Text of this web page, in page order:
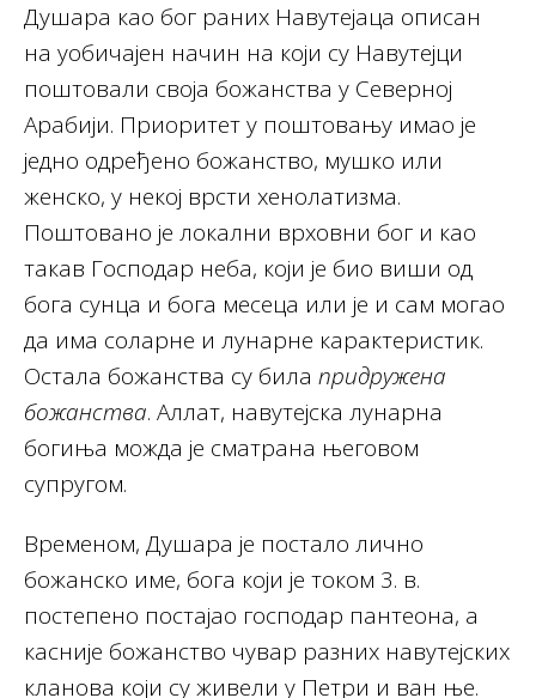
Душара као бог раних Навутејаца описан
на уобичајен начин на који су Навутејци
поштовали своја божанства у Северној
Арабији. Приоритет у поштовању имао је
једно одређено божанство, мушко или
женско, у некој врсти хенолатизма.
Поштовано је локални врховни бог и као
такав Господар неба, који је био виши од
бога сунца и бога месеца или је и сам могао
да има соларне и лунарне карактеристик.
Остала божанства су била придружена
божанства. Аллат, навутејска лунарна
богиња можда је сматрана његовом
супругом.
Временом, Душара је постало лично
божанско име, бога који је током 3. в.
постепено постајао господар пантеона, а
касније божанство чувар разних навутејских
кланова који су живели у Петри и ван ње.